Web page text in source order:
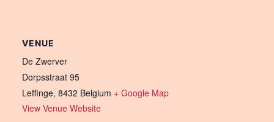
VENUE
De Zwerver
Dorpsstraat 95
Leffinge, 8432 Belgium + Google Map
View Venue Website